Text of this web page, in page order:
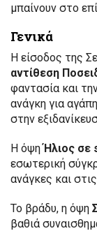
μπαίνουν στο
Γενικά
Η είσοδος της
αντίθεση
φαντασία και
ανάγκη για
στην
Η όψηΉλιος σε
εσωτερική
ανάγκες και
Το βράδυ, η όψη
βαθιά